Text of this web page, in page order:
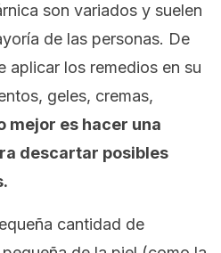
son variados y suelen
de las personas. De
aplicar los remedios en su
geles, cremas,
mejor es hacer una
descartar posibles
cantidad de